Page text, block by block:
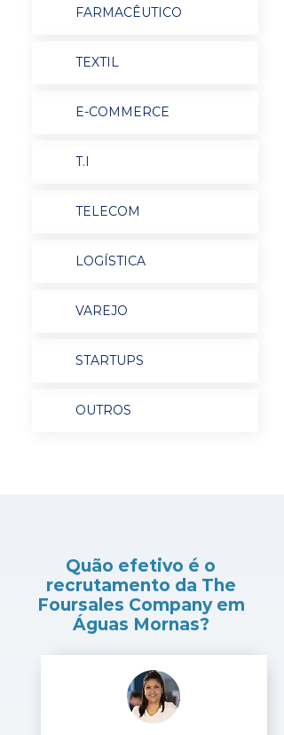
FARMACÊUTICO
TEXTIL
E-COMMERCE
T.I
TELECOM
LOGÍSTICA
VAREJO
STARTUPS
OUTROS
Quão efetivo é o
recrutamento da The
Foursales Company em
Águas Mornas?